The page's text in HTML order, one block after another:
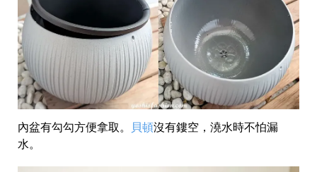
內盆有勾勾方便拿取。 貝頓沒有鏤空，澆水時不怕漏
水。